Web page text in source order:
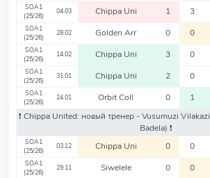
SOA1
(25/26)
04.03 Chippa Uni 1 3
SOA1
(25/26)
28.02 Golden Arr 0 0
SOA1
(25/26)
14.02 Chippa Uni 3 0
SOA1
(25/26)
31.01 Chippa Uni 2 0
SOA1
(25/26)
24.01 Orbit Coll 0 1
❗️ Chippa United: новый тренер - Vusumuzi Vilakazi
Badela) ❗️
SOA1
(25/26)
03.12 Chippa Uni 0 0
SOA1
(25/26)
29.11 Siwelele 0 0